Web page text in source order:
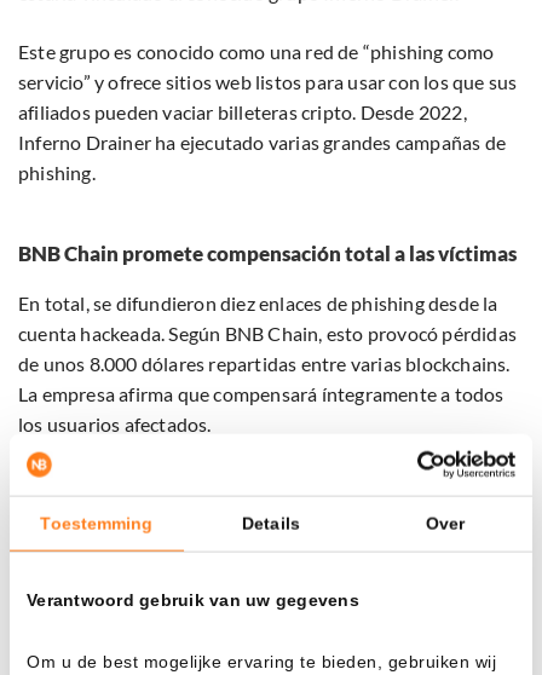
Toestemming Details Over
Verantwoord gebruik van uw gegevens
Om u de best mogelijke ervaring te bieden, gebruiken wij
Este grupo es conocido como una red de “phishing como
servicio” y ofrece sitios web listos para usar con los que sus
afiliados pueden vaciar billeteras cripto. Desde 2022,
Inferno Drainer ha ejecutado varias grandes campañas de
phishing.
BNB Chain promete compensación total a las víctimas
En total, se difundieron diez enlaces de phishing desde la
cuenta hackeada. Según BNB Chain, esto provocó pérdidas
de unos 8.000 dólares repartidas entre varias blockchains.
La empresa afirma que compensará íntegramente a todos
los usuarios afectados.
Un portavoz indicó que aún se investiga el método exacto
con el que se tomó el control de la cuenta. “Trabajamos
estrechamente con nuestros socios de seguridad para
estén confirmados”, señaló.
Que un proyecto de gran tamaño, con casi cuatro millones